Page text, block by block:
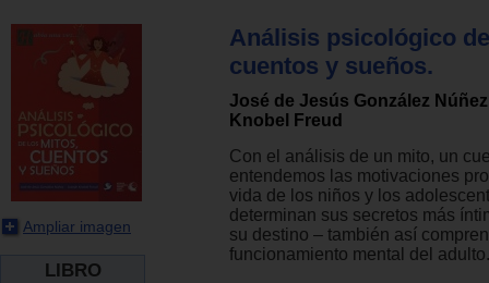
Ampliar imagen
LIBRO
Análisis psicológico
cuentos y sueños.
José de Jesús González
Knobel Freud
Con el análisis de un mito, un
entendemos las motivaciones
vida de los niños y los
determinan sus secretos más
su destino – también así
funcionamiento mental del adulto.